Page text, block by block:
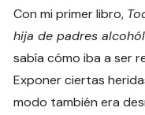
Con mi primer libro,
hija de padres
sabía cómo iba a ser
Exponer ciertas
modo también era